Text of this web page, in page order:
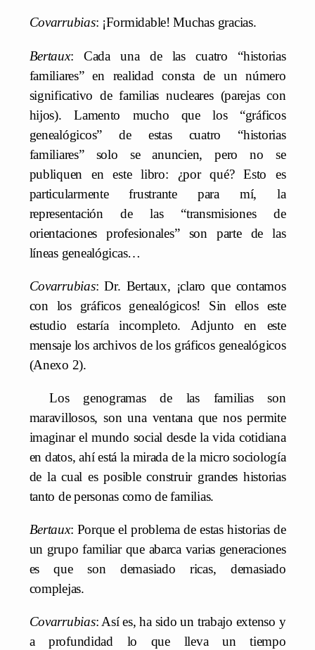
Covarrubias: ¡Formidable! Muchas gracias.
Bertaux: Cada una de las cuatro “historias
familiares” en realidad consta de un número
significativo de familias nucleares (parejas con
hijos). Lamento mucho que los “gráficos
genealógicos” de estas cuatro “historias
familiares” solo se anuncien, pero no se
publiquen en este libro: ¿por qué? Esto es
particularmente frustrante para mí, la
representación de las “transmisiones de
orientaciones profesionales” son parte de las
líneas genealógicas…
Covarrubias: Dr. Bertaux, ¡claro que contamos
con los gráficos genealógicos! Sin ellos este
estudio estaría incompleto. Adjunto en este
mensaje los archivos de los gráficos genealógicos
(Anexo 2).
Los genogramas de las familias son
maravillosos, son una ventana que nos permite
imaginar el mundo social desde la vida cotidiana
en datos, ahí está la mirada de la micro sociología
de la cual es posible construir grandes historias
tanto de personas como de familias.
Bertaux: Porque el problema de estas historias de
un grupo familiar que abarca varias generaciones
es que son demasiado ricas, demasiado
complejas.
Covarrubias: Así es, ha sido un trabajo extenso y
a profundidad lo que lleva un tiempo